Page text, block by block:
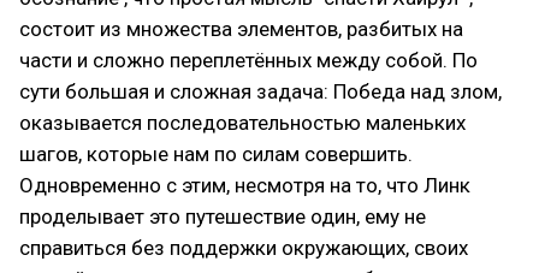
состоит из множества элементов, разбитых на
части и сложно переплетённых между собой. По
сути большая и сложная задача: Победа над злом,
оказывается последовательностью маленьких
шагов, которые нам по силам совершить.
Одновременно с этим, несмотря на то, что Линк
проделывает это путешествие один, ему не
справиться без поддержки окружающих, своих